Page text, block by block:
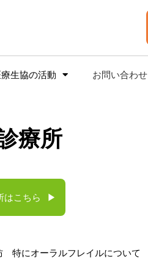
生協の活動 お問い合わせ
療所
はこちら ▶
にオーラルフレイルについて